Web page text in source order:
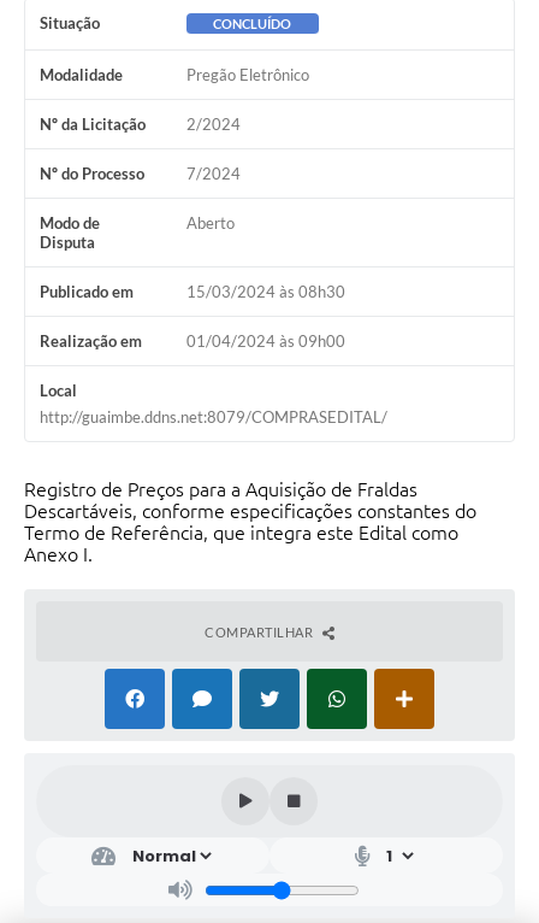
Situação CONCLUÍDO
Modalidade Pregão Eletrônico
Nº da Licitação 2/2024
Nº do Processo 7/2024
Modo de
Disputa
Aberto
Publicado em 15/03/2024 às 08h30
Realização em 01/04/2024 às 09h00
Local
http://guaimbe.ddns.net:8079/COMPRASEDITAL/
Registro de Preços para a Aquisição de Fraldas
Descartáveis, conforme especificações constantes do
Termo de Referência, que integra este Edital como
Anexo I.
COMPARTILHAR